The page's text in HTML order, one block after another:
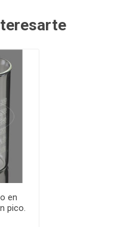
en
pico.